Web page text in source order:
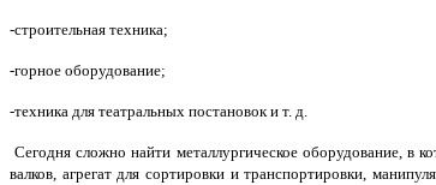
-строительная техника;
-горное оборудование;
-техника для театральных постановок и т. д.
Сегодня сложно найти металлургическое оборудование, в
валков, агрегат для сортировки и транспортировки,